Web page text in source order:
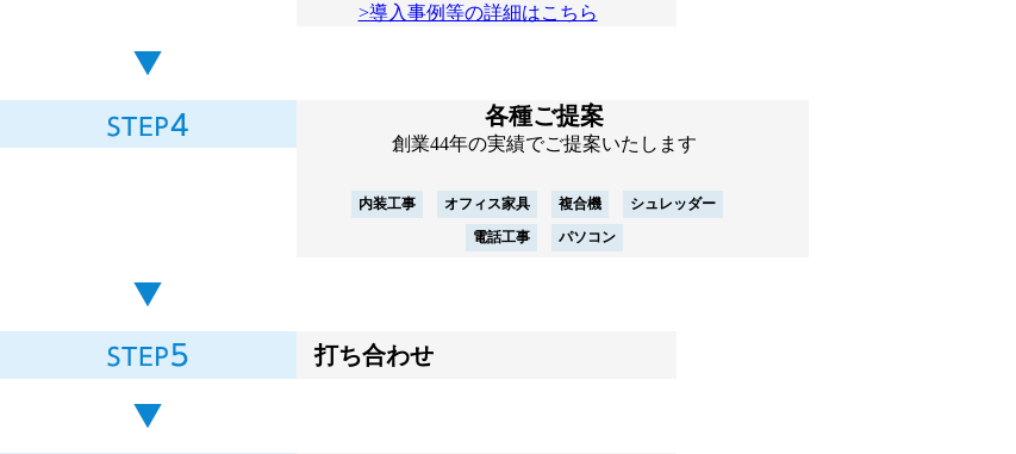
>導入事例等の詳細はこちら
各種ご提案
創業44年の実績でご提案いたします
内装工事 オフィス家具 複合機
シュレッダー
電話工事
パソコン
打ち合わせ